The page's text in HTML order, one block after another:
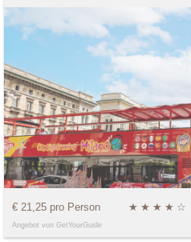
€ 21,25 pro Person ★ ★ ★ ★ ☆
Angebot von GetYourGuide